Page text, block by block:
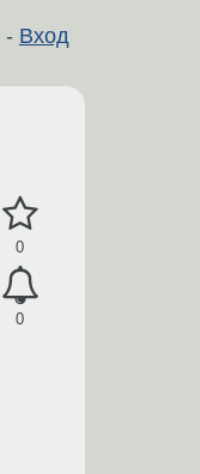
- Вход
0
0